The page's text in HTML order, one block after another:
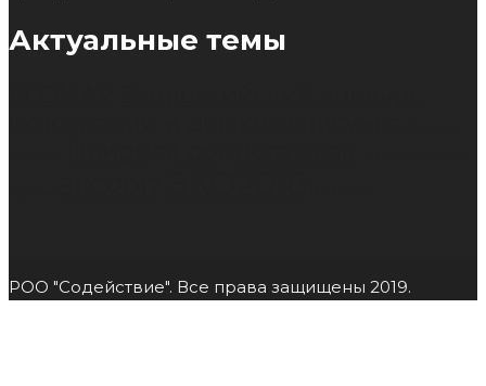
Актуальные темы
РОО "Содействие". Все права защищены 2019.